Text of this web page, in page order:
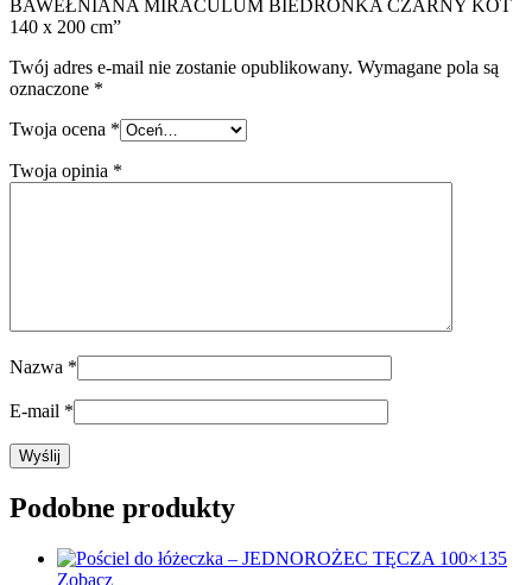
BAWEŁNIANA MIRACULUM BIEDRONKA CZARNY KOT
140 x 200 cm”
Twój adres e-mail nie zostanie opublikowany. Wymagane pola są
oznaczone *
Twoja ocena *
Twoja opinia *
Nazwa *
E-mail *
Podobne produkty
Zobacz